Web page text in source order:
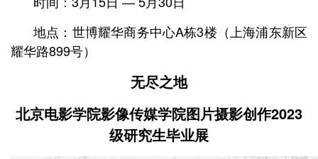
地点：世博耀华商务中心A栋3楼 （上海浦东新区
耀华路899号）
无尽之地
北京电影学院影像传媒学院图片摄影创作2023
级研究生毕业展